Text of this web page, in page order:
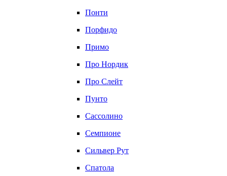
Понти
Порфидо
Примо
Про Нордик
Про Слейт
Пунто
Сассолино
Семпионе
Сильвер Рут
Спатола